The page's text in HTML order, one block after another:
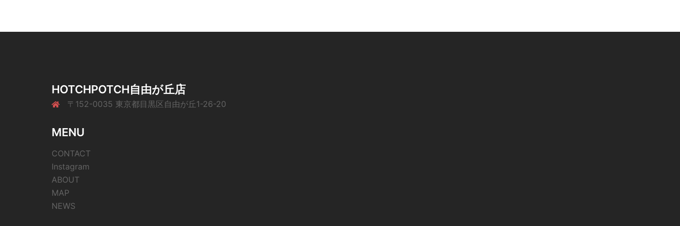
HOTCHPOTCH自由が丘店
〒152-0035 東京都目黒区自由が丘1-26-20
MENU
CONTACT
Instagram
ABOUT
MAP
NEWS